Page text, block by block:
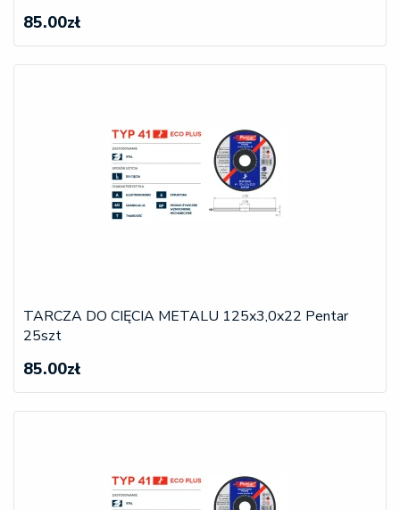
85.00zł
TARCZA DO CIĘCIA METALU 125x3,0x22 Pentar
25szt
85.00zł